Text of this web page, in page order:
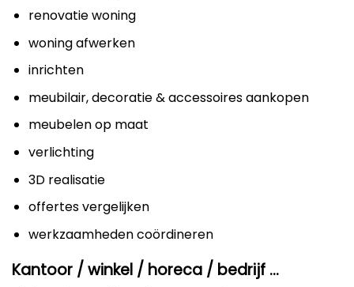
renovatie woning
woning afwerken
inrichten
meubilair, decoratie & accessoires aankopen
meubelen op maat
verlichting
3D realisatie
offertes vergelijken
werkzaamheden coördineren
Kantoor / winkel / horeca / bedrijf …